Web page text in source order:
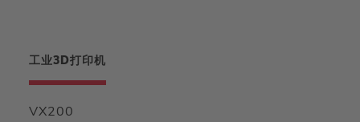
工业3D打印机
VX200